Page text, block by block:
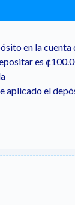
en la
es
aplicado el